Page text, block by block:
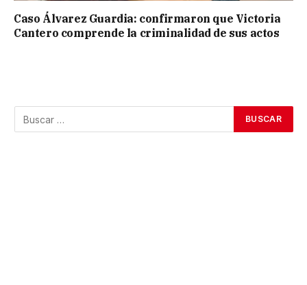
Caso Álvarez Guardia: confirmaron que Victoria
Cantero comprende la criminalidad de sus actos